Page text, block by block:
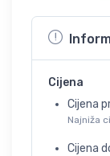
Cijena
Cijena
Najniža
Cijena